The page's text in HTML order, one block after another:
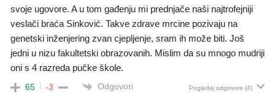
svoje ugovore. A u tom gađenju mi prednjače naši najtrofejniji
veslači braća Sinković. Takve zdrave mrcine pozivaju na
genetski inženjering zvan cjepljenje, sram ih može biti. Još
jedni u nizu fakultetski obrazovanih. Mislim da su mnogo mudriji
oni s 4 razreda pučke škole.
65 -3 Odgovori Pogledaj odgovore (4)